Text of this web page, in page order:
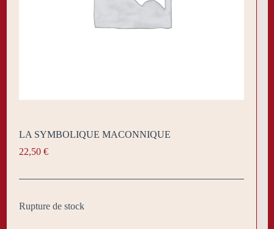
LA SYMBOLIQUE MACONNIQUE
22,50 €
Rupture de stock